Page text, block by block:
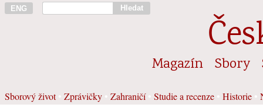
ENG Hledat
Magazín Sbory
Sborový život• Zprávičky Zahraničí• Studie a recenze Historie